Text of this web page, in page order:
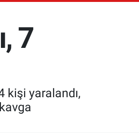
7
kişi yaralandı,